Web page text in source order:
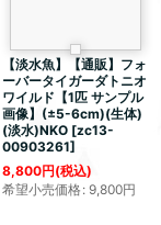
【淡水魚】【通販】フォ
ーバータイガーダトニオ
ワイルド【1匹 サンプル
画像】(±5-6cm)(生体)
(淡水)NKO [zc13-
00903261]
8,800円(税込)
希望小売価格: 9,800円